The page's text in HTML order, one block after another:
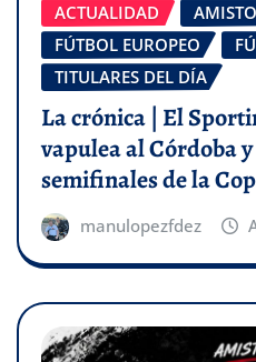
ACTUALIDAD
FÚTBOL EUROPEO
TITULARES DEL DÍA
La crónica | El
vapulea al Córdoba
semifinales de la
manulopezfdez